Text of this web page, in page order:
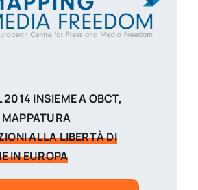
2014 INSIEME A OBCT,
ALLA LIBERTÀ DI
IN EUROPA